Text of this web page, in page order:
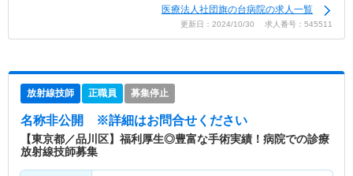
医療法人社団旗の台病院の求人一覧
更新日：2024/10/30 求人番号：545511
放射線技師 正職員 募集停止
名称非公開 ※詳細はお問合せください
【東京都／品川区】福利厚生◎豊富な手術実績！病院での診療
放射線技師募集